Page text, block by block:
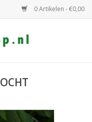
0 Artikelen - €0,00